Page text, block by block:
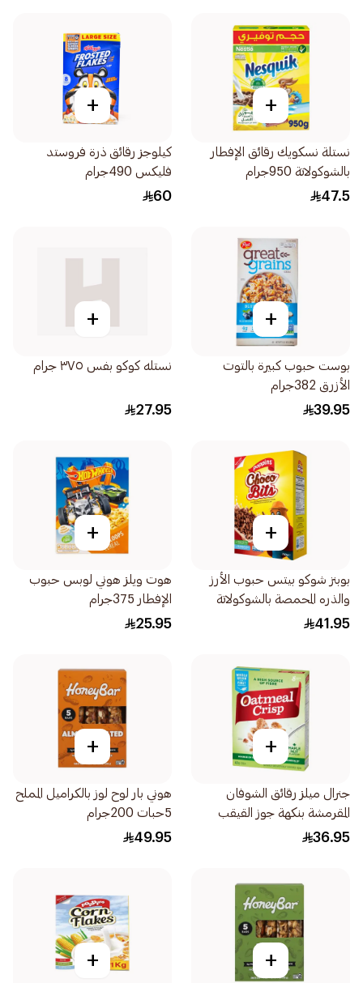
+
نستلة نسكويك رقائق الإفطار
بالشوكولاتة 950جرام
47.5
+
كيلوجز رقائق ذرة فروستد
فليكس 490جرام
60
+
بوست حبوب كبيرة بالتوت
الأزرق 382جرام
39.95
+
نستله كوكو بفس ٣٧٥ جرام
27.95
+
بوبنز شوكو بيتس حبوب الأرز
والذره المحمصة بالشوكولاتة
750جرام
41.95
+
هوت ويلز هوني لوبس حبوب
الإفطار 375جرام
25.95
+
جنرال ميلز رقائق الشوفان
المقرمشة بنكهة جوز القيقب
423جرام
36.95
+
هوني بار لوح لوز بالكراميل المملح
5حبات 200جرام
49.95
+
+